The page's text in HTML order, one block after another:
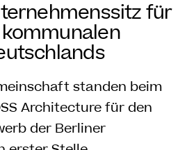
für
standen beim
Architecture für den
der Berliner